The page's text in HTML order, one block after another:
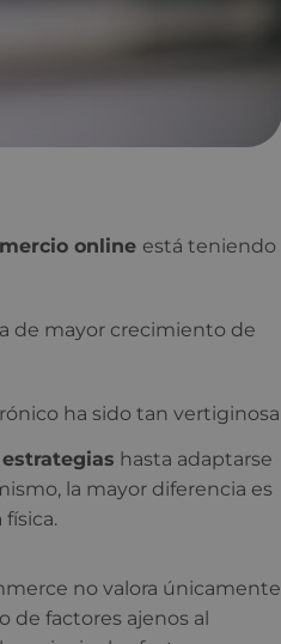
online está teniendo
de mayor crecimiento de
ha sido tan vertiginosa
hasta adaptarse
la mayor diferencia es
no valora únicamente
de factores ajenos al